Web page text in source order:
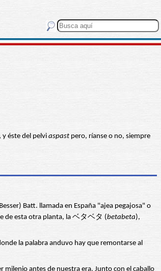
, y éste del pelvi aspast pero, ríanse o no, siempre
Batt. llamada en España "ajea pegajosa" o
de esta otra planta, la ベタベタ (betabeta),
la palabra anduvo hay que remontarse al
milenio antes de nuestra era. Junto con el caballo